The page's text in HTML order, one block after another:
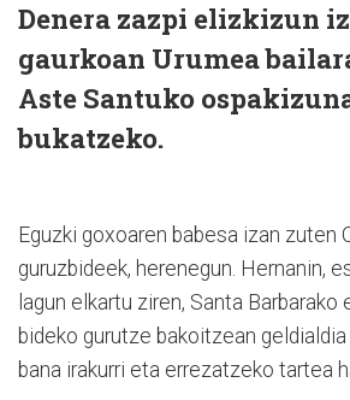
Denera zazpi elizkizun
gaurkoan Urumea
Aste Santuko
bukatzeko.
Eguzki goxoaren babesa izan zuten
guruzbideek, herenegun. Hernanin,
lagun elkartu ziren, Santa
bideko gurutze bakoitzean
bana irakurri eta errezatzeko tartea